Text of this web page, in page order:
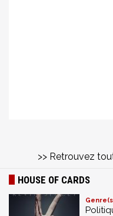
>> Retrouvez
HOUSE OF CARDS